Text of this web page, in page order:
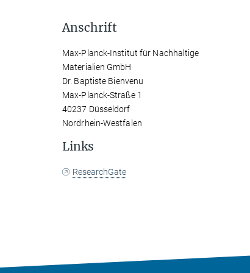
Anschrift
Max-Planck-Institut für Nachhaltige
Materialien GmbH
Dr. Baptiste Bienvenu
Max-Planck-Straße 1
40237 Düsseldorf
Nordrhein-Westfalen
Links
ResearchGate